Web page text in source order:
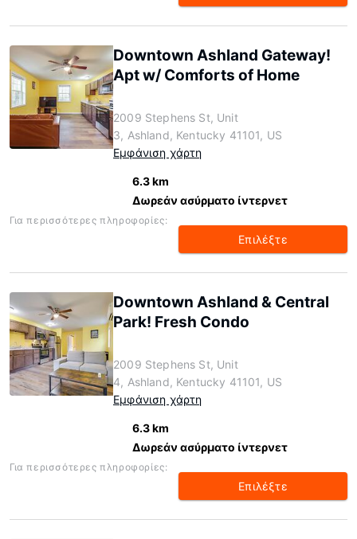
Downtown Ashland Gateway!
Apt w/ Comforts of Home
2009 Stephens St, Unit
3, Ashland, Kentucky 41101, US
Εμφάνιση χάρτη
6.3 km
Δωρεάν ασύρματο ίντερνετ
Για περισσότερες πληροφορίες:
Επιλέξτε
Downtown Ashland & Central
Park! Fresh Condo
2009 Stephens St, Unit
4, Ashland, Kentucky 41101, US
Εμφάνιση χάρτη
6.3 km
Δωρεάν ασύρματο ίντερνετ
Για περισσότερες πληροφορίες:
Επιλέξτε